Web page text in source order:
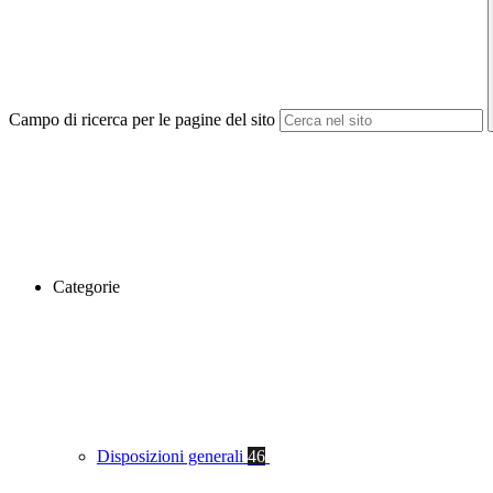
Campo di ricerca per le pagine del sito
Categorie
Disposizioni generali 46